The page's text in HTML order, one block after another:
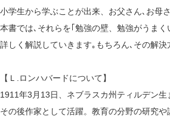
小学生から学ぶことが出来、お父さん､お母
本書では､それらを｢勉強の壁、勉強がうま
詳しく解説していきます｡もちろん､その解決
【Ｌ.ロンハバードについて】
1911年3月13日、ネブラスカ州ティルデン
その後作家として活躍。教育の分野の研究